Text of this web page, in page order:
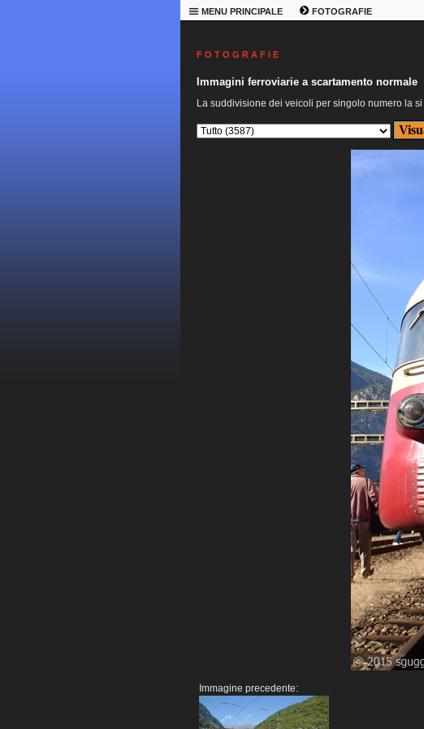
MENU PRINCIPALE FOTOGRAFIE
F O T O G R A F I E
Immagini ferroviarie a scartamento normale
La suddivisione dei veicoli per singolo numero la
Immagine precedente: